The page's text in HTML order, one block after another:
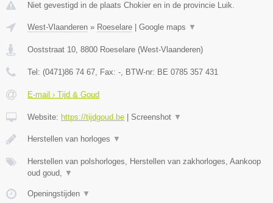
Niet gevestigd in de plaats Chokier en in de provincie Luik.
West-Vlaanderen » Roeselare | Google maps ▼
Ooststraat 10 8800 Roeselare (West-Vlaanderen)
Tel: (0471)86 74 67 , Fax: - , BTW-nr: BE 0785 357 431
E-mail › Tijd & Goud
Website: https://tijdgoud.be | Screenshot ▼
Herstellen van horloges ▼
Herstellen van polshorloges, Herstellen van zakhorloges, Aankoop
oud goud,
▼
Openingstijden ▼